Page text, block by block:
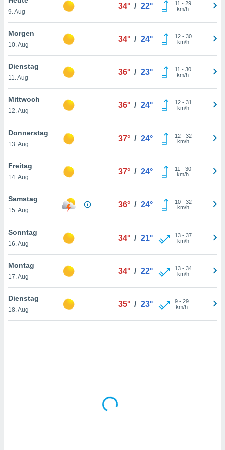
oder
Partner
es uns
das
der
Profil zu
Ihnen
finden
. Sie
jederzeit
Rand
9. Aug
34° / 22° 11 - 29
km/h
Morgen
10. Aug
34° / 24° 12- 30
km/h
Dienstag
11. Aug
36° / 23° 11 - 30
km/h
Mittwoch
12. Aug
36° / 24° 12- 31
km/h
Donnerstag
13. Aug
37° / 24° 12- 32
km/h
Freitag
14. Aug
37° / 24° 11 - 30
km/h
Samstag
15. Aug
36° / 24° 10- 32
km/h
Sonntag
16. Aug
34° / 21° 13- 37
km/h
Montag
17. Aug
34° / 22° 13- 34
km/h
Dienstag
18. Aug
35° / 23° 9- 29
km/h